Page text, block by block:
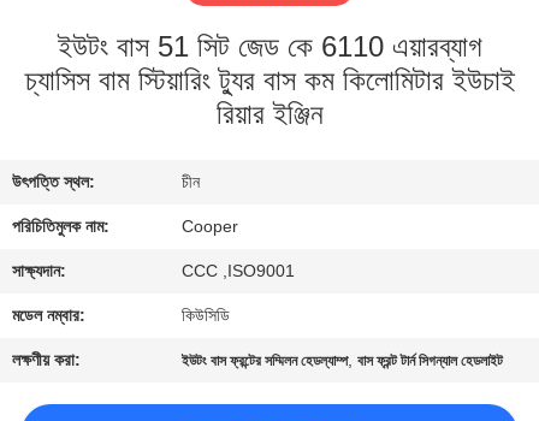
মান
যোগাযোগ
করুন
উদ্ধৃতির
জন্য
আবেদন
ইউটং বাস 51 সিট জেড কে 6110 এয়ারব্যাগ
চ্যাসিস বাম স্টিয়ারিং ট্যুর বাস কম কিলোমিটার ইউচাই
রিয়ার ইঞ্জিন
উৎপত্তি স্থল: চীন
পরিচিতিমুলক নাম: Cooper
সাক্ষ্যদান: CCC ,ISO9001
মডেল নম্বার: কিউসিডি
লক্ষণীয় করা: ইউটং বাস ফ্রন্টের সম্মিলন হেডল্যাম্প,বাস ফ্রন্ট টার্ন সিগন্যাল হেডলাইট